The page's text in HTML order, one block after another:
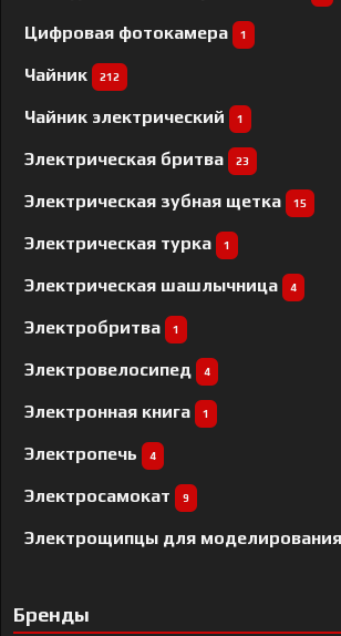
Цифровая фотокамера 1
Чайник 212
Чайник электрический 1
Электрическая бритва 23
Электрическая зубная щетка 15
Электрическая турка 1
Электрическая шашлычница 4
Электробритва 1
Электровелосипед 4
Электронная книга 1
Электропечь 4
Электросамокат 9
Электрощипцы для
Бренды